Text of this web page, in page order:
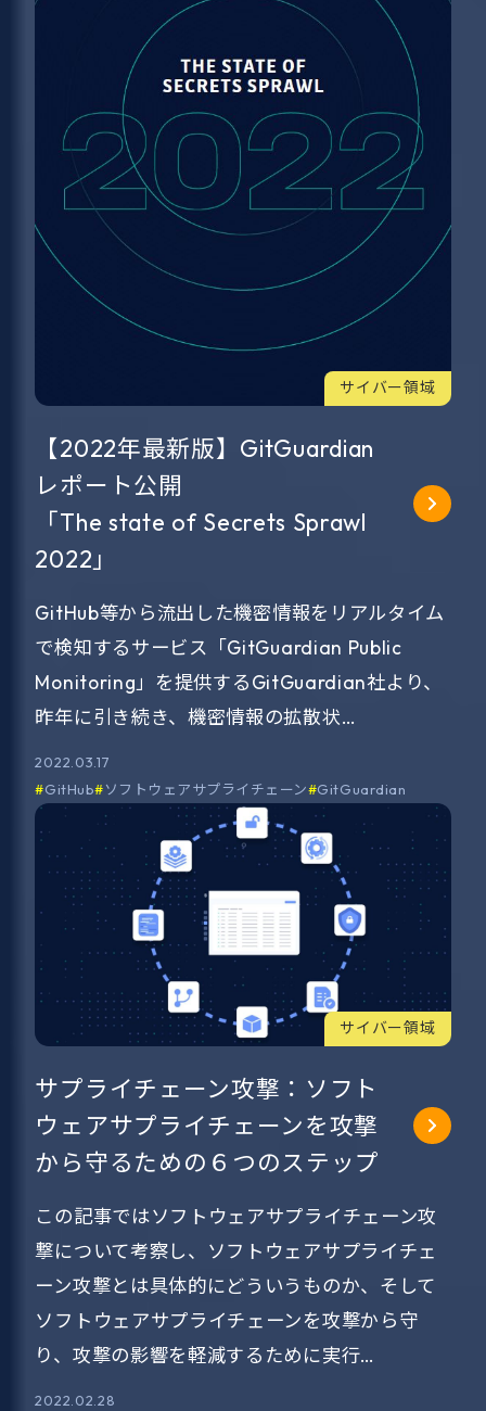
サイバー領域
【2022年最新版】GitGuardian
レポート公開
「The state of Secrets Sprawl
2022」
GitHub等から流出した機密情報をリアルタイム
で検知するサービス「GitGuardian Public
Monitoring」を提供するGitGuardian社より、
昨年に引き続き、機密情報の拡散状…
2022.03.17
GitHub
ソフトウェアサプライチェーン GitGuardian
サイバー領域
サプライチェーン攻撃：ソフト
ウェアサプライチェーンを攻撃
から守るための６つのステップ
この記事ではソフトウェアサプライチェーン攻
撃について考察し、ソフトウェアサプライチェ
ーン攻撃とは具体的にどういうものか、そして
ソフトウェアサプライチェーンを攻撃から守
り、攻撃の影響を軽減するために実行…
2022.02.28